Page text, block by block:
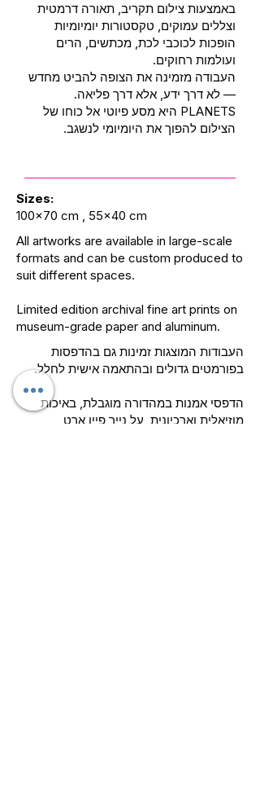
באמצעות צילום תקריב, תאורה דרמטית
וצללים עמוקים, טקסטורות יומיומיות
הופכות לכוכבי לכת, מכתשים, הרים
ועולמות רחוקים.
העבודה מזמינה את הצופה להביט מחדש
— לא דרך ידע, אלא דרך פליאה.
PLANETS היא מסע פיוטי אל כוחו של
הצילום להפוך את היומיומי לנשגב.
Sizes:
100x70 cm , 55x40 cm
All artworks are available in large-scale
formats and can be custom produced to
suit different spaces.
Limited edition archival fine art prints on
museum-grade paper and aluminum.
העבודות המוצגות זמינות גם בהדפסות
בפורמטים גדולים ובהתאמה אישית לחלל.
הדפסי אמנות במהדורה מוגבלת, באיכות
מוזיאלית וארכיונית, על נייר פיין ארט